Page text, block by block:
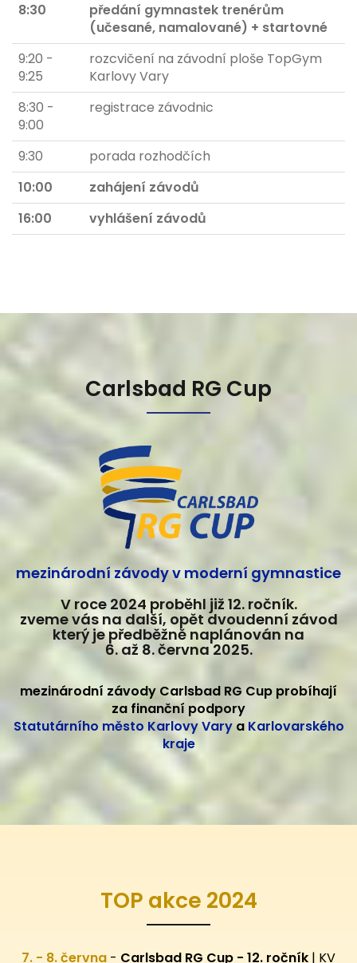
8:30
předání gymnastek trenérům
(učesané, namalované) + startovné
9:20 -
9:25
rozcvičení na závodní ploše TopGym
Karlovy Vary
8:30 -
9:00
registrace závodnic
9:30
porada rozhodčích
10:00
zahájení závodů
16:00
vyhlášení závodů
Carlsbad RG Cup
mezinárodní závody v moderní gymnastice
V roce 2024 proběhl již 12. ročník.
zveme vás na další, opět dvoudenní závod
který je předběžně naplánován na
6. až 8. června 2025.
mezinárodní závody Carlsbad RG Cup probíhají
za finanční podpory
Statutárního město Karlovy Varya Karlovarského
kraje
TOP akce 2024
7. - 8. června - Carlsbad RG Cup - 12. ročník | KV